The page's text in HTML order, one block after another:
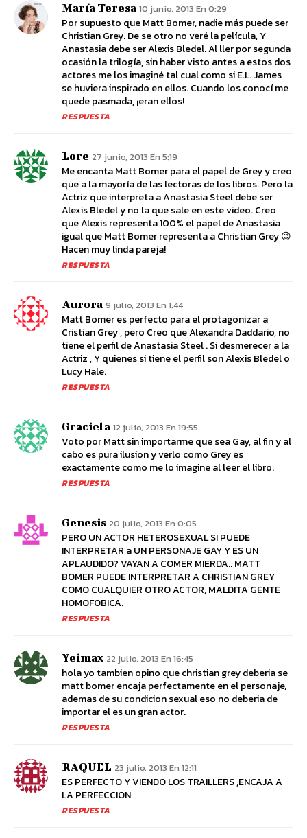
María Teresa 10 junio, 2013 En 0:29
Por supuesto que Matt Bomer, nadie más puede ser
Christian Grey. De se otro no veré la película, Y
Anastasia debe ser Alexis Bledel. Al ller por segunda
ocasión la trilogía, sin haber visto antes a estos dos
actores me los imaginé tal cual como si E.L. James
se huviera inspirado en ellos. Cuando los conocí me
quede pasmada, ¡eran ellos!
RESPUESTA
Lore 27 junio, 2013 En 5:19
Me encanta Matt Bomer para el papel de Grey y creo
que a la mayoría de las lectoras de los libros. Pero la
Actriz que interpreta a Anastasia Steel debe ser
Alexis Bledel y no la que sale en este video. Creo
que Alexis representa 100% el papel de Anastasia
igual que Matt Bomer representa a Christian Grey 😉
Hacen muy linda pareja!
RESPUESTA
Aurora 9 julio, 2013 En 1:44
Matt Bomer es perfecto para el protagonizar a
Cristian Grey , pero Creo que Alexandra Daddario, no
tiene el perfil de Anastasia Steel . Si desmerecer a la
Actriz , Y quienes si tiene el perfil son Alexis Bledel o
Lucy Hale.
RESPUESTA
Graciela 12 julio, 2013 En 19:55
Voto por Matt sin importarme que sea Gay, al fin y al
cabo es pura ilusion y verlo como Grey es
exactamente como me lo imagine al leer el libro.
RESPUESTA
Genesis 20 julio, 2013 En 0:05
PERO UN ACTOR HETEROSEXUAL SI PUEDE
INTERPRETAR a UN PERSONAJE GAY Y ES UN
APLAUDIDO? VAYAN A COMER MIERDA.. MATT
BOMER PUEDE INTERPRETAR A CHRISTIAN GREY
COMO CUALQUIER OTRO ACTOR, MALDITA GENTE
HOMOFOBICA.
RESPUESTA
Yeimax 22 julio, 2013 En 16:45
hola yo tambien opino que christian grey deberia se
matt bomer encaja perfectamente en el personaje,
ademas de su condicion sexual eso no deberia de
importar el es un gran actor.
RESPUESTA
RAQUEL 23 julio, 2013 En 12:11
ES PERFECTO Y VIENDO LOS TRAILLERS ,ENCAJA A
LA PERFECCION
RESPUESTA